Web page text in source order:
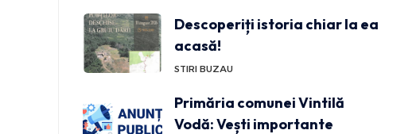
Descoperiți istoria chiar la ea
acasă!
STIRI BUZAU
Primăria comunei Vintilă
Vodă: Vești importante